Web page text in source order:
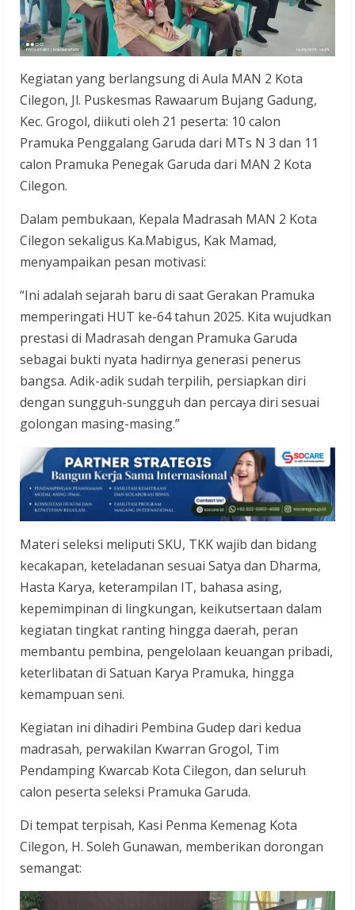
Kegiatan yang berlangsung di Aula MAN 2 Kota
Cilegon, Jl. Puskesmas Rawaarum Bujang Gadung,
Kec. Grogol, diikuti oleh 21 peserta: 10 calon
Pramuka Penggalang Garuda dari MTs N 3 dan 11
calon Pramuka Penegak Garuda dari MAN 2 Kota
Cilegon.
Dalam pembukaan, Kepala Madrasah MAN 2 Kota
Cilegon sekaligus Ka.Mabigus, Kak Mamad,
menyampaikan pesan motivasi:
“Ini adalah sejarah baru di saat Gerakan Pramuka
memperingati HUT ke-64 tahun 2025. Kita wujudkan
prestasi di Madrasah dengan Pramuka Garuda
sebagai bukti nyata hadirnya generasi penerus
bangsa. Adik-adik sudah terpilih, persiapkan diri
dengan sungguh-sungguh dan percaya diri sesuai
golongan masing-masing.”
Materi seleksi meliputi SKU, TKK wajib dan bidang
kecakapan, keteladanan sesuai Satya dan Dharma,
Hasta Karya, keterampilan IT, bahasa asing,
kepemimpinan di lingkungan, keikutsertaan dalam
kegiatan tingkat ranting hingga daerah, peran
membantu pembina, pengelolaan keuangan pribadi,
keterlibatan di Satuan Karya Pramuka, hingga
kemampuan seni.
Kegiatan ini dihadiri Pembina Gudep dari kedua
madrasah, perwakilan Kwarran Grogol, Tim
Pendamping Kwarcab Kota Cilegon, dan seluruh
calon peserta seleksi Pramuka Garuda.
Di tempat terpisah, Kasi Penma Kemenag Kota
Cilegon, H. Soleh Gunawan, memberikan dorongan
semangat: